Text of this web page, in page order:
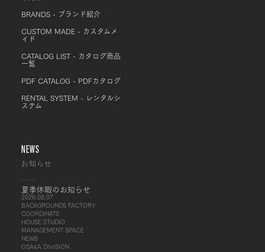
BRANDS - ブランド紹介
CUSTOM MADE - カスタムメ
イド
CATALOG LIST - カタログ商品
一覧
PDF CATALOG - PDFカタログ
RENTAL SYSTEM - レンタルシ
ステム
NEWS
お知らせ
夏季休暇のお知らせ
2026.08.07
BACKGROUNDS FACTORY
COORDINATE
HOUSE STUDIO
MANAGEMENT SPACE
NEWS
OSAKA DIVISION